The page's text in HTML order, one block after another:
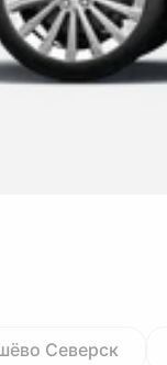
Северск